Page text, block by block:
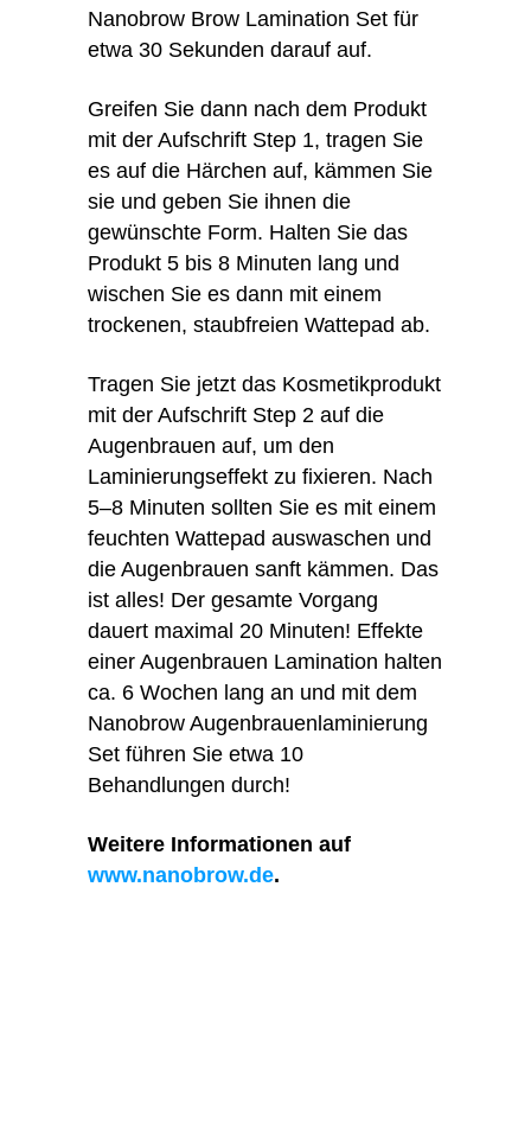
Nanobrow Brow Lamination Set für
etwa 30 Sekunden darauf auf.
Greifen Sie dann nach dem Produkt
mit der Aufschrift Step 1, tragen Sie
es auf die Härchen auf, kämmen Sie
sie und geben Sie ihnen die
gewünschte Form. Halten Sie das
Produkt 5 bis 8 Minuten lang und
wischen Sie es dann mit einem
trockenen, staubfreien Wattepad ab.
Tragen Sie jetzt das Kosmetikprodukt
mit der Aufschrift Step 2 auf die
Augenbrauen auf, um den
Laminierungseffekt zu fixieren. Nach
5–8 Minuten sollten Sie es mit einem
feuchten Wattepad auswaschen und
die Augenbrauen sanft kämmen. Das
ist alles! Der gesamte Vorgang
dauert maximal 20 Minuten! Effekte
einer Augenbrauen Lamination halten
ca. 6 Wochen lang an und mit dem
Nanobrow Augenbrauenlaminierung
Set führen Sie etwa 10
Behandlungen durch!
Weitere Informationen auf
www.nanobrow.de.